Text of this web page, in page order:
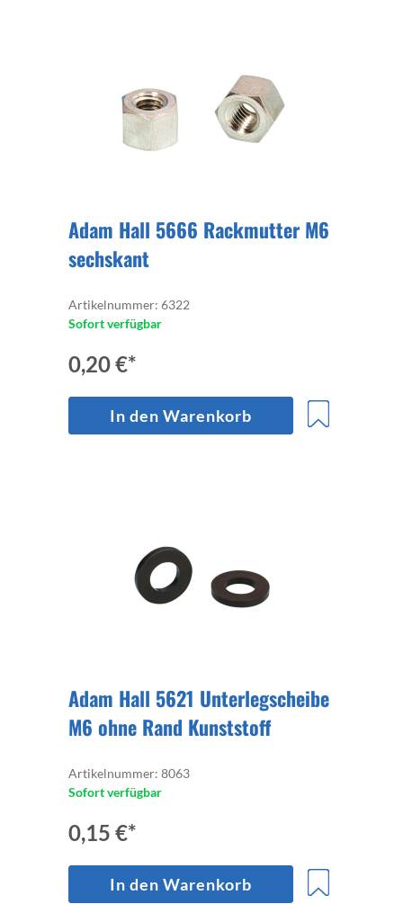
Adam Hall 5666 Rackmutter M6
sechskant
Artikelnummer: 6322
Sofort verfügbar
0,20 €*
In den Warenkorb
Adam Hall 5621 Unterlegscheibe
M6 ohne Rand Kunststoff
Artikelnummer: 8063
Sofort verfügbar
0,15 €*
In den Warenkorb